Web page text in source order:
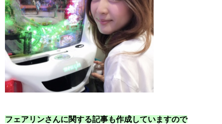
フェアリンさんに関する記事も作成していますので